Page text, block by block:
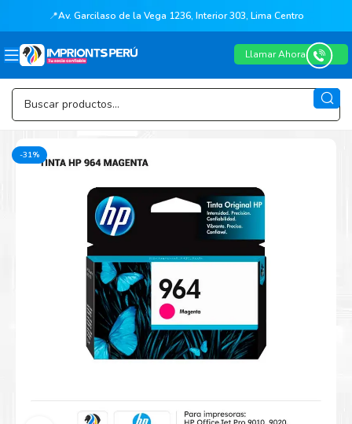
📍Av. Garcilaso de la Vega 1236, Interior 303, Lima Centro
Llamar Ahora
-31%